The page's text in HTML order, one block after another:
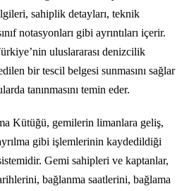
sahiplik detayları, teknik
notasyonları gibi ayrıntıları içerir.
uluslararası denizcilik
bir tescil belgesi sunmasını sağlar
tanınmasını temin eder.
Kütüğü, gemilerin limanlara geliş,
gibi işlemlerinin kaydedildiği
Gemi sahipleri ve kaptanlar,
bağlanma saatlerini, bağlama